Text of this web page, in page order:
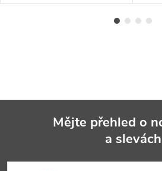
Mějte přehled o
a slevách